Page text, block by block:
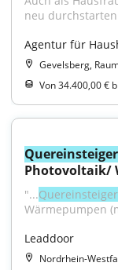
neu
Agentur für
Gevelsberg,
Von 34.400,00 €
Quereinsteiger
Photovoltaik/
"...Quereinsteiger
Wärmepumpen
Leaddoor
Nordrhein-